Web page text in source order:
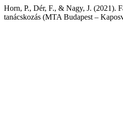
Horn, P., Dér, F., & Nagy, J. (2021).
tanácskozás (MTA Budapest –